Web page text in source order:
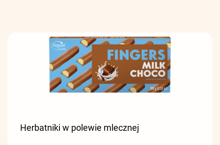
Herbatniki w polewie mlecznej